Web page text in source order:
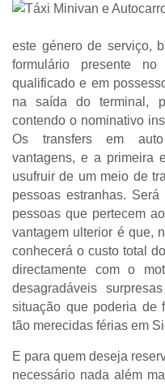
este género de serviço,
formulário presente
qualificado e em
na saída do terminal,
contendo o nominativo
Os transfers em
vantagens, e a primeira
usufruir de um meio de
pessoas estranhas.
pessoas que pertecem
vantagem ulterior é que,
conhecerá o custo total
directamente com o
desagradáveis
situação que poderia de
tão merecidas férias em
E para quem deseja
necessário nada além